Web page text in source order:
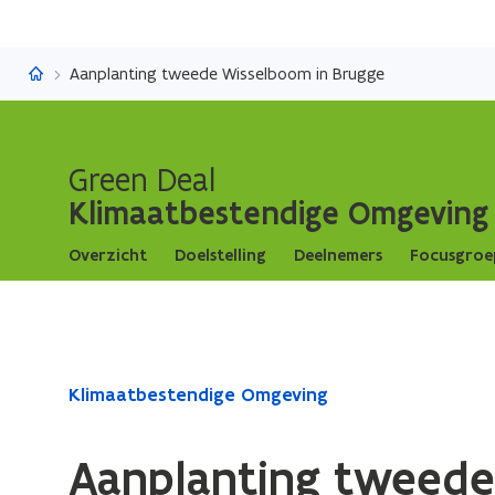
Klimaatbestendige Omgeving
Aanplanting tweede Wisselboom in Brugge
Green Deal
Klimaatbestendige Omgeving
Overzicht Doelstelling Deelnemers
GedaanKlimaatbestendige Omgeving
Aanplanting